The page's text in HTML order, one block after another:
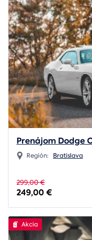
Prenájom Dodge
Región: Bratislava
299,00 €
249,00 €
Akcia